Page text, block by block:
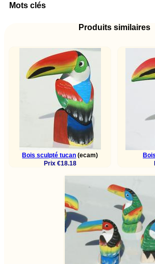
Mots clés
Produits similaires
Bois sculpté tucan (ecam)
Prix €18.18